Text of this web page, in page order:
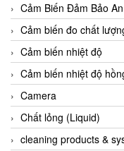
AINUO Vietnam
AIR MAJOR
Aira Euro Automation
Airtac Vietnam
Airtec Vietnam
AI-Tek Vietnam
Akerstroms Viet Nam
Cảm Biến Đảm Bảo
Cảm biến đo chất
Cảm biến nhiệt độ
Cảm biến nhiệt độ
Camera
Chất lỏng (Liquid)
cleaning products &